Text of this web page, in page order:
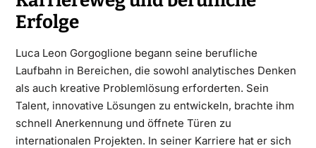
Erfolge
Luca Leon Gorgoglione begann seine berufliche
Laufbahn in Bereichen, die sowohl analytisches Denken
als auch kreative Problemlösung erforderten. Sein
Talent, innovative Lösungen zu entwickeln, brachte ihm
schnell Anerkennung und öffnete Türen zu
internationalen Projekten. In seiner Karriere hat er sich